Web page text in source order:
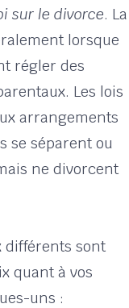
sur le divorce. La
lorsque
régler des
Les lois
arrangements
se séparent ou
ne divorcent
différents sont
quant à vos
uns :